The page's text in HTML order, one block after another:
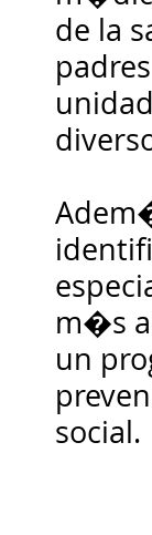
de la
m�s
un
social.